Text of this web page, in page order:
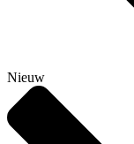
Nieuw